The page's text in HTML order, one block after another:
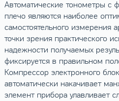
Автоматические тонометры с
плечо являются наиболее
самостоятельного измерения
точки зрения практического
надежности получаемых
фиксируется в правильном
Компрессор электронного
автоматически накачивает
элемент прибора улавливает